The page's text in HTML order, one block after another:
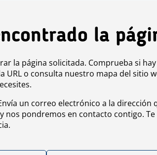
la
la página solicitada. Comprueba si hay
URL o consulta nuestro mapa del sitio
un correo electrónico a la dirección
nos pondremos en contacto contigo. Te